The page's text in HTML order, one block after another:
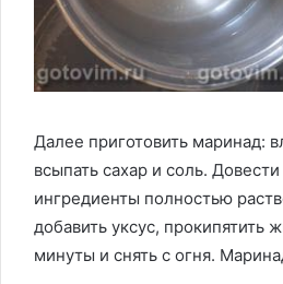
Далее приготовить маринад:
всыпать сахар и соль.
ингредиенты полностью
добавить уксус, прокипятить
минуты и снять с огня.